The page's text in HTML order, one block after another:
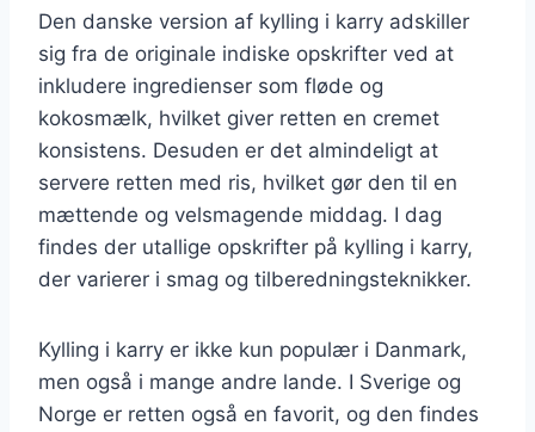
Den danske version af kylling i karry adskiller
sig fra de originale indiske opskrifter ved at
inkludere ingredienser som fløde og
kokosmælk, hvilket giver retten en cremet
konsistens. Desuden er det almindeligt at
servere retten med ris, hvilket gør den til en
mættende og velsmagende middag. I dag
findes der utallige opskrifter på kylling i karry,
der varierer i smag og tilberedningsteknikker.
Kylling i karry er ikke kun populær i Danmark,
men også i mange andre lande. I Sverige og
Norge er retten også en favorit, og den findes